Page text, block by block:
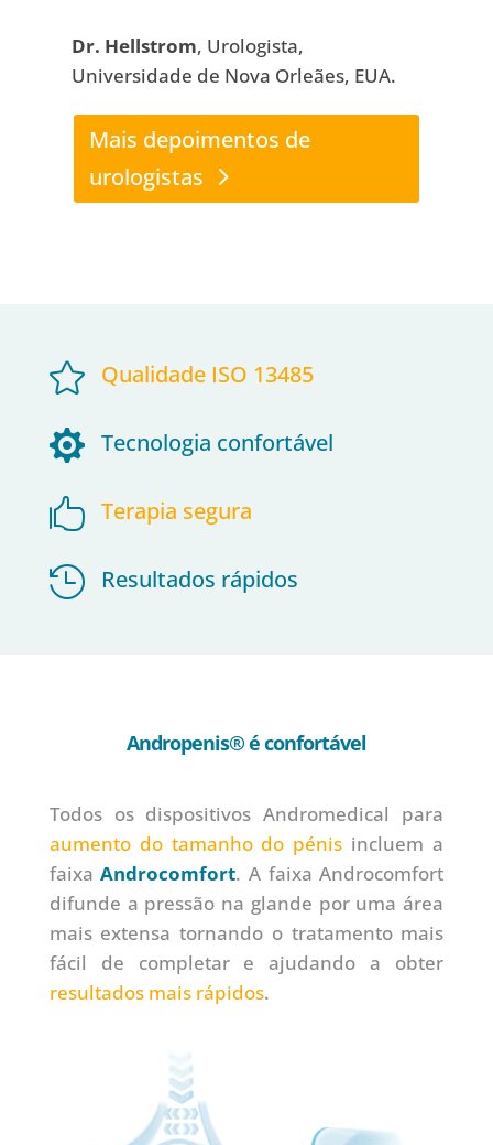
Dr. Hellstrom, Urologista,
Universidade de Nova Orleães, EUA.
Mais depoimentos de
urologistas
 Qualidade ISO 13485
 Tecnologia confortável
 Terapia segura
 Resultados rápidos
Andropenis® é confortável
Todos os dispositivos Andromedical para
aumento do tamanho do pénis incluem a
faixa Androcomfort. A faixa Androcomfort
difunde a pressão na glande por uma área
mais extensa tornando o tratamento mais
fácil de completar e ajudando a obter
resultados mais rápidos.